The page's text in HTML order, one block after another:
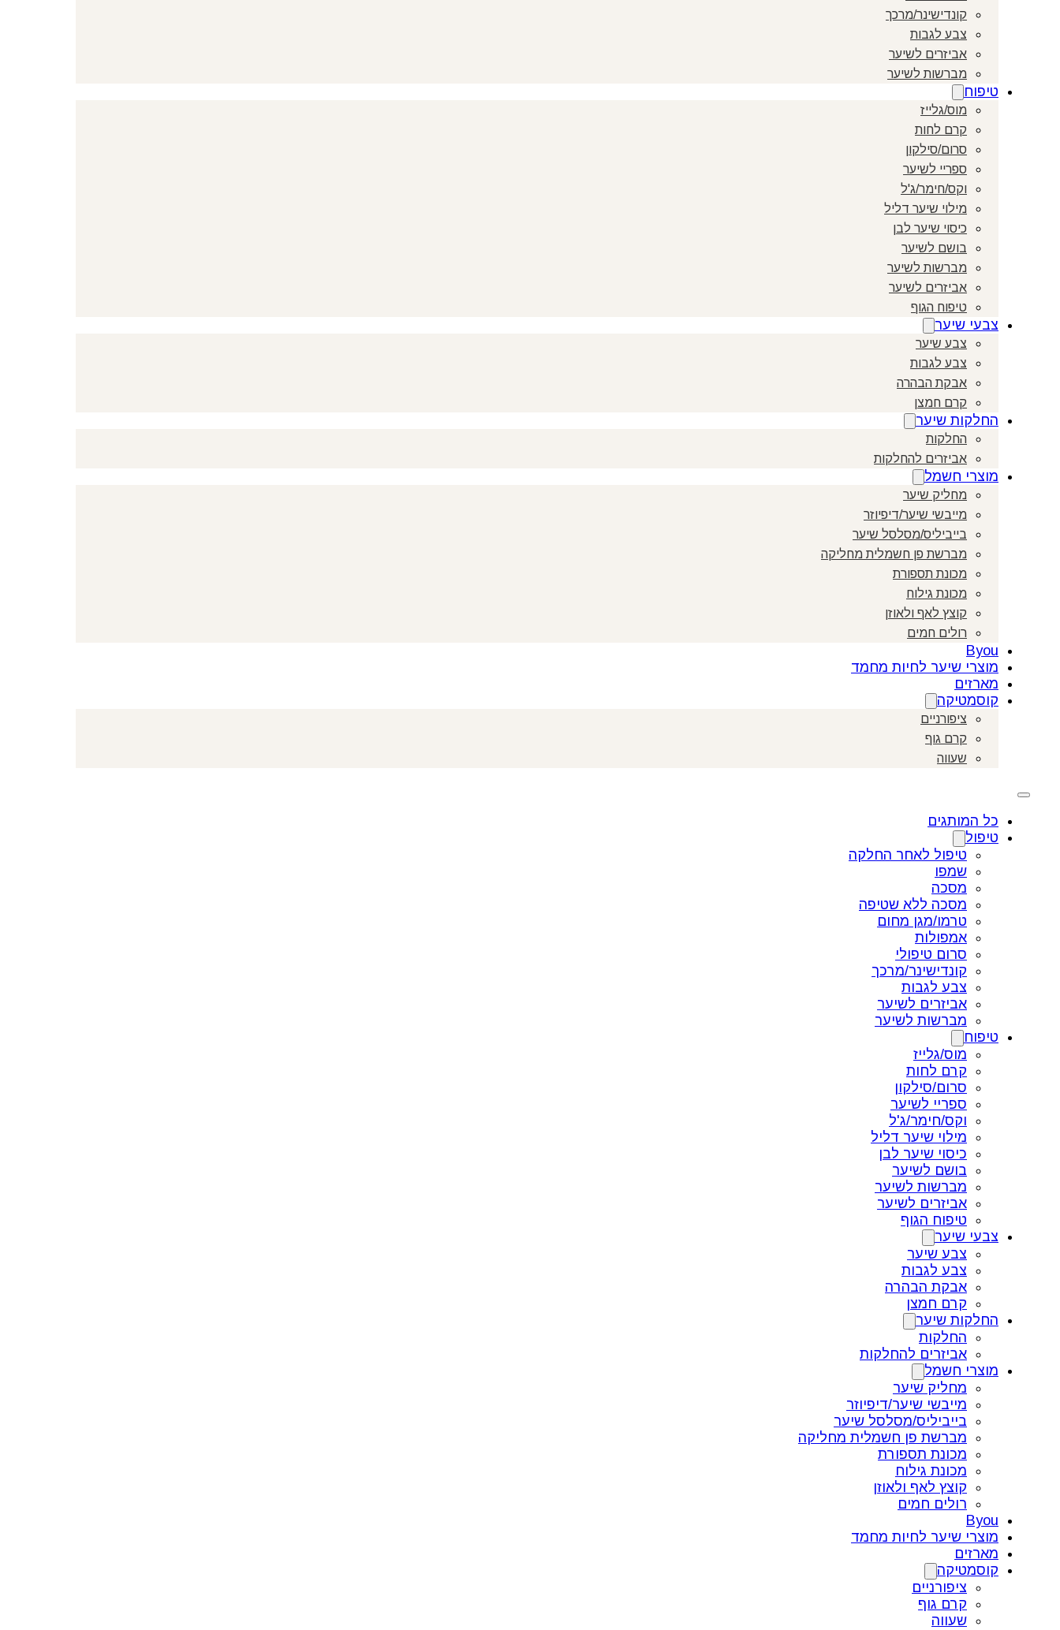
קונדישינר/מרכך
צבע לגבות
אביזרים לשיער
מברשות לשיער
טיפוח
מוס/גלייז
קרם לחות
סרום/סילקון
ספריי לשיער
וקס/חימר/ג'ל
מילוי שיער דליל
כיסוי שיער לבן
בושם לשיער
מברשות לשיער
אביזרים לשיער
טיפוח הגוף
צבעי שיער
צבע שיער
צבע לגבות
אבקת הבהרה
קרם חמצן
החלקות שיער
החלקות
אביזרים להחלקות
מוצרי חשמל
מחליק שיער
מייבשי שיער/דיפיוזר
בייביליס/מסלסל שיער
מברשת פן חשמלית מחליקה
מכונת תספורת
מכונת גילוח
קוצץ לאף ולאוזן
רולים חמים
Byou
מוצרי שיער לחיות מחמד
מארזים
קוסמטיקה
ציפורניים
קרם גוף
שעווה
כל המותגים
טיפול
טיפול לאחר החלקה
שמפו
מסכה
מסכה ללא שטיפה
טרמו/מגן מחום
אמפולות
סרום טיפולי
קונדישינר/מרכך
צבע לגבות
אביזרים לשיער
מברשות לשיער
טיפוח
מוס/גלייז
קרם לחות
סרום/סילקון
ספריי לשיער
וקס/חימר/ג'ל
מילוי שיער דליל
כיסוי שיער לבן
בושם לשיער
מברשות לשיער
אביזרים לשיער
טיפוח הגוף
צבעי שיער
צבע שיער
צבע לגבות
אבקת הבהרה
קרם חמצן
החלקות שיער
החלקות
אביזרים להחלקות
מוצרי חשמל
מחליק שיער
מייבשי שיער/דיפיוזר
בייביליס/מסלסל שיער
מברשת פן חשמלית מחליקה
מכונת תספורת
מכונת גילוח
קוצץ לאף ולאוזן
רולים חמים
Byou
מוצרי שיער לחיות מחמד
מארזים
קוסמטיקה
ציפורניים
קרם גוף
שעווה